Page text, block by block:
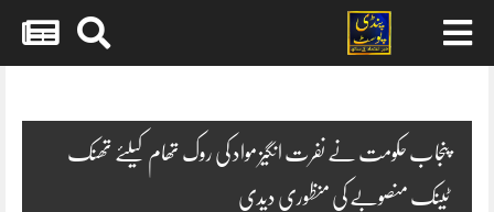
پنجاب حکومت نے نفرت انگیز مواد کی روک تھام کیلئے تھنک
ٹینک منصوبے کی منظوری دیدی